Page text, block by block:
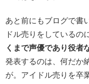
あと前にもブログで書
ドル売りをしているの
くまで声優であり役者
発表するのは、何だか
が。アイドル売りを卒